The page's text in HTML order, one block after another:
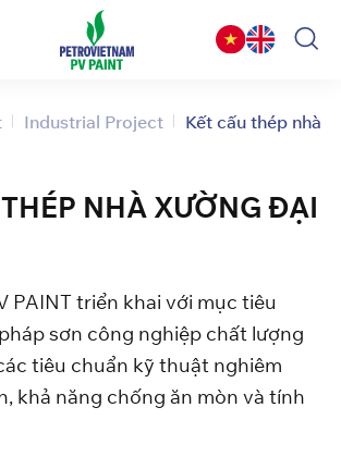
Industrial Project Kết cấu thép nhà
NHÀ XƯỜNG ĐẠI
PAINT triển khai với mục tiêu
sơn công nghiệp chất lượng
tiêu chuẩn kỹ thuật nghiêm
khả năng chống ăn mòn và tính